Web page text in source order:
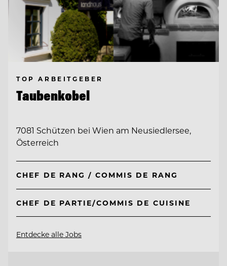
TOP ARBEITGEBER
Taubenkobel
7081 Schützen bei Wien am Neusiedlersee,
Österreich
CHEF DE RANG / COMMIS DE RANG
CHEF DE PARTIE/COMMIS DE CUISINE
Entdecke alle Jobs